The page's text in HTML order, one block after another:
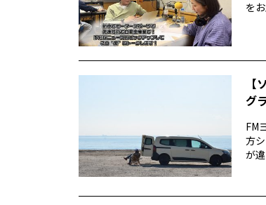
を
グ
FM
方
が